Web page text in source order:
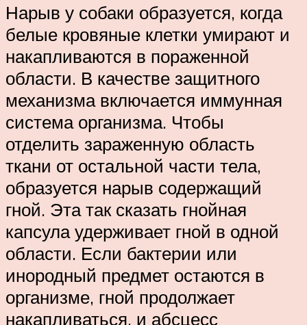
Нарыв у собаки образуется, когда
белые кровяные клетки умирают и
накапливаются в пораженной
области. В качестве защитного
механизма включается иммунная
система организма. Чтобы
отделить зараженную область
ткани от остальной части тела,
образуется нарыв содержащий
гной. Эта так сказать гнойная
капсула удерживает гной в одной
области. Если бактерии или
инородный предмет остаются в
организме, гной продолжает
накапливаться, и абсцесс